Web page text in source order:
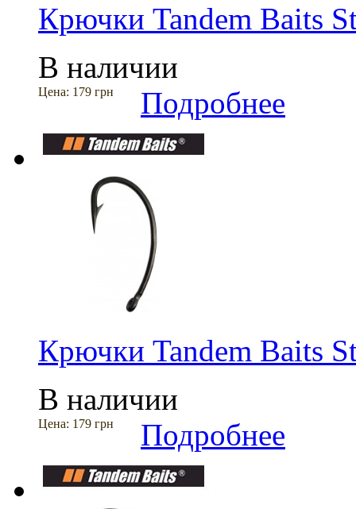
Крючки Tandem Baits
В наличии
Цена: 179 грн Подробнее
Крючки Tandem Baits
В наличии
Цена: 179 грн Подробнее